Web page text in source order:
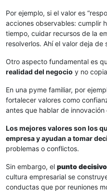
Por ejemplo, si el valor es
acciones observables: cumplir
tiempo, cuidar recursos de la
resolverlos. Ahí el valor deja de
Otro aspecto fundamental es
realidad del negocio y no
En una pyme familiar, por
fortalecer valores como
antes que hablar de innovación
Los mejores valores son los
empresa y ayudan a tomar
problemas o conflictos.
Sin embargo, el punto
cultura empresarial se
conductas que por reuniones